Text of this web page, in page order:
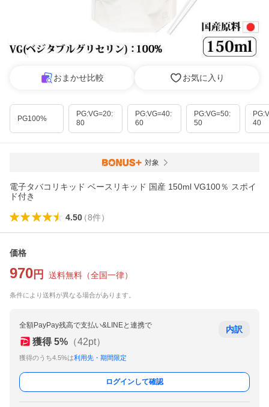
おまかせ比較 お気に入り
PG100%
PG:VG=20:
80
PG:VG=40:
60
PG:VG=50:
50
40
対象
電子タバコリキッド ベースリキッド 国産 150ml VG100％ スポイ
ド付き
4.50（8件）
価格
970 円 送料無料 （全国一律）
条件により送料が異なる場合があります。
全額PayPay残高で支払い&LINEと連携で
獲得 5% （42pt）
獲得のうち4.5%は利用先・期間限定
内訳
ログインして確認